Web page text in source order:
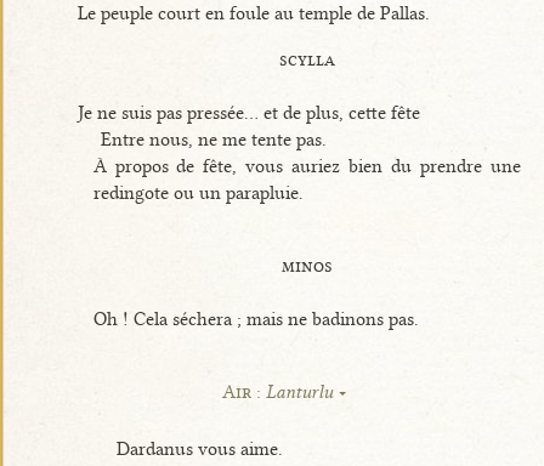
Le peuple court en foule au temple de Pallas.
scylla
Je ne suis pas pressée... et de plus, cette fête
Entre nous, ne me tente pas.
À propos de fête, vous auriez bien du prendre une
redingote ou un parapluie.
minos
Oh ! Cela séchera ; mais ne badinons pas.
Air : Lanturlu
Dardanus vous aime.